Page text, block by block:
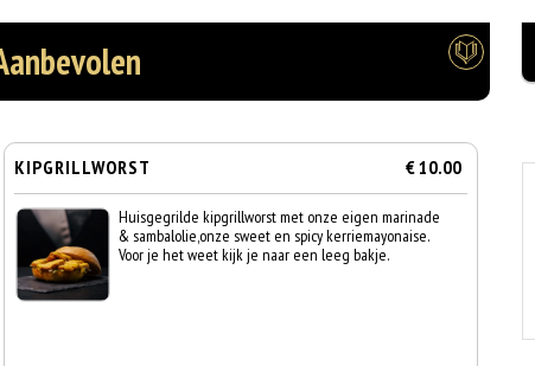
KIPGRILLWORST € 10.00
Huisgegrilde kipgrillworst met onze eigen marinade
& sambalolie,onze sweet en spicy kerriemayonaise.
Voor je het weet kijk je naar een leeg bakje.